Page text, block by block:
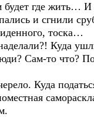
будет где жить…
и сгнили
тоска…
Куда
Сам-то что?
Куда